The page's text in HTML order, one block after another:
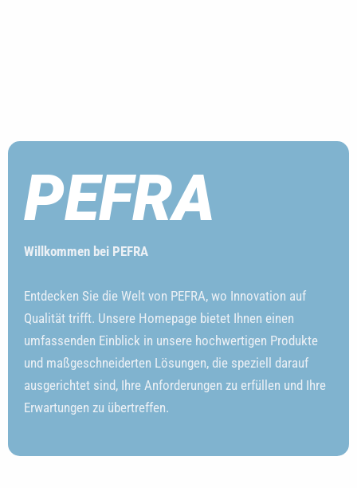
PEFRA
Willkommen bei PEFRA
Entdecken Sie die Welt von PEFRA, wo Innovation auf
Qualität trifft. Unsere Homepage bietet Ihnen einen
umfassenden Einblick in unsere hochwertigen Produkte
und maßgeschneiderten Lösungen, die speziell darauf
ausgerichtet sind, Ihre Anforderungen zu erfüllen und Ihre
Erwartungen zu übertreffen.